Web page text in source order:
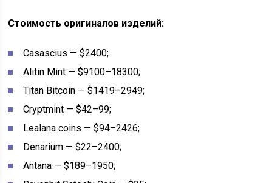
Стоимость оригиналов изделий:
Casascius — $2400;
Alitin Mint — $9100–18300;
Titan Bitcoin — $1419–2949;
Cryptmint — $42–99;
Lealana coins — $94–2426;
Denarium — $22–2400;
Antana — $189–1950;